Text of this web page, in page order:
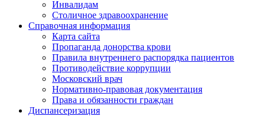
Инвалидам
Столичное здравоохранение
Справочная информация
Карта сайта
Пропаганда донорства крови
Правила внутреннего распорядка пациентов
Противодействие коррупции
Московский врач
Нормативно-правовая документация
Права и обязанности граждан
Диспансеризация